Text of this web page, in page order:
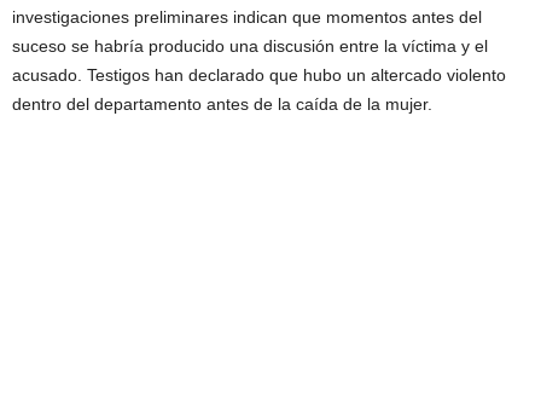
investigaciones preliminares indican que momentos antes del
suceso se habría producido una discusión entre la víctima y el
acusado. Testigos han declarado que hubo un altercado violento
dentro del departamento antes de la caída de la mujer.